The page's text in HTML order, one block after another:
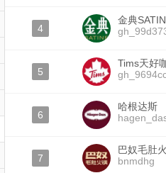
4
金典
5
Tims天好
6
哈根达斯
7
巴奴毛肚
bnmdhg